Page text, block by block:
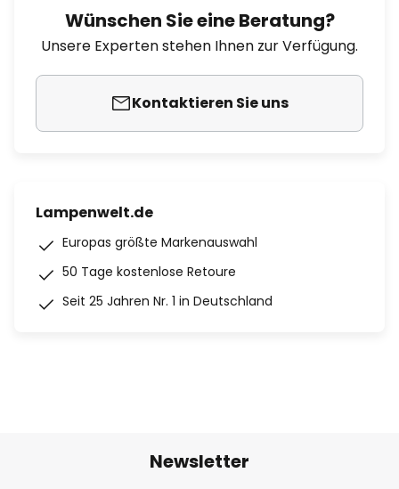
Wünschen Sie eine Beratung?
Unsere Experten stehen Ihnen zur Verfügung.
Kontaktieren Sie uns
Lampenwelt.de
Europas größte Markenauswahl
50 Tage kostenlose Retoure
Seit 25 Jahren Nr. 1 in Deutschland
Newsletter